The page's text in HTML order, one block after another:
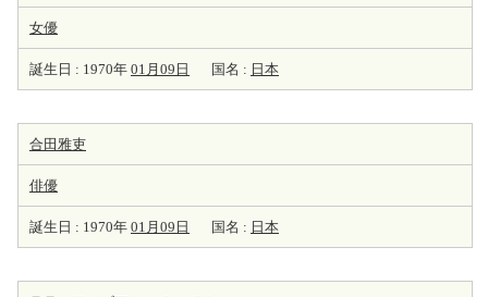
女優
誕生日 : 1970年 01月09日 国名 : 日本
合田雅吏
俳優
誕生日 : 1970年 01月09日 国名 : 日本